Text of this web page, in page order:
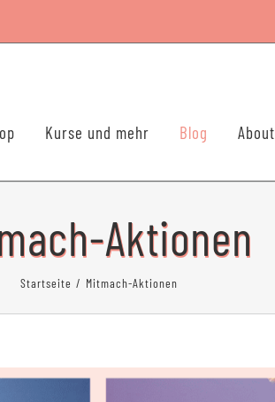
Kurse und mehr Blog About
Aktionen
Startseite Mitmach-Aktionen